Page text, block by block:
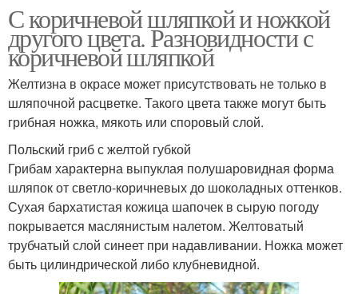
С коричневой шляпкой и ножкой
другого цвета. Разновидности с
коричневой шляпкой
Желтизна в окрасе может присутствовать не только в
шляпочной расцветке. Такого цвета также могут быть
грибная ножка, мякоть или споровый слой.
Польский гриб с желтой губкой
Грибам характерна выпуклая полушаровидная форма
шляпок от светло-коричневых до шоколадных оттенков.
Сухая бархатистая кожица шапочек в сырую погоду
покрывается маслянистым налетом. Желтоватый
трубчатый слой синеет при надавливании. Ножка может
быть цилиндрической либо клубневидной.